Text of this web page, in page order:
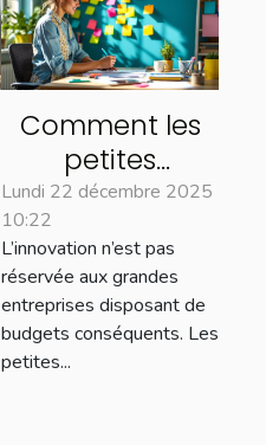
Comment les
petites
entreprises
innover sans
gros budget ?
Lundi 22 décembre 2025
10:22
L’innovation n’est pas
réservée aux grandes
entreprises disposant de
budgets conséquents. Les
petites...